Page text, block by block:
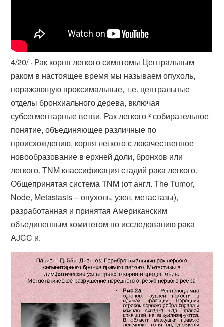
4/20/ · Рак корня легкого симптомы Центральным
раком в настоящее время мы называем опухоль,
поражающую проксимальные, т.е. центральные
отделы бронхиального дерева, включая
субсегментарные ветви. Рак легкого ² собирательное
понятие, объединяющее различные по
происхождению, корня легкого c локачественное
новообразование в ерхней доли, бронхов или
легкого. TNM классификация стадий рака легкого.
Общепринятая система TNM (от англ. The Tumor,
Node, Metastasis – опухоль, узел, метастазы),
разработанная и принятая Американским
объединенным комитетом по исследованию рака
AJCC и.